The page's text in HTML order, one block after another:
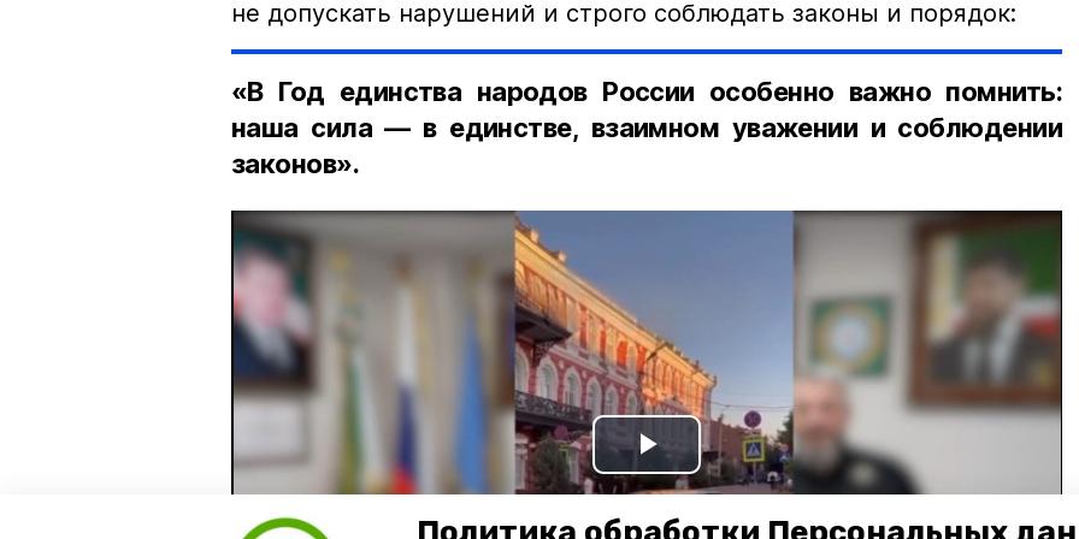
не допускать нарушений и строго соблюдать законы и порядок:
«В Год единства народов России особенно важно помнить:
наша сила — в единстве, взаимном уважении и соблюдении
законов».
Play
Video